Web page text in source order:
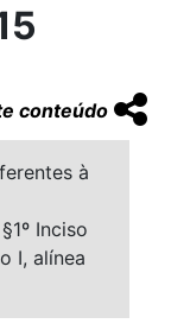
conteúdo
à
Inciso
I, alínea